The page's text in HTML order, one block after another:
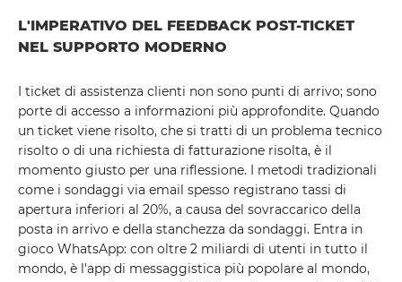
L'IMPERATIVO DEL FEEDBACK POST-TICKET
NEL SUPPORTO MODERNO
I ticket di assistenza clienti non sono punti di arrivo; sono
porte di accesso a informazioni più approfondite. Quando
un ticket viene risolto, che si tratti di un problema tecnico
risolto o di una richiesta di fatturazione risolta, è il
momento giusto per una riflessione. I metodi tradizionali
come i sondaggi via email spesso registrano tassi di
apertura inferiori al 20%, a causa del sovraccarico della
posta in arrivo e della stanchezza da sondaggi. Entra in
gioco WhatsApp: con oltre 2 miliardi di utenti in tutto il
mondo, è l'app di messaggistica più popolare al mondo,